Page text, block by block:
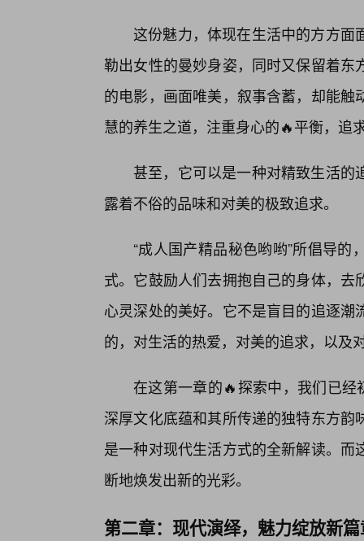
这份魅力，体现在生活中的方方
勒出女性的曼妙身姿，同时又保留着
的电影，画面唯美，叙事含蓄，却能
慧的养生之道，注重身心的🔥平衡，追
甚至，它可以是一种对精致生活
露着不俗的品味和对美的极致追求。
“成人国产精品秘色哟哟”所倡导
式。它鼓励人们去拥抱自己的身体，
心灵深处的美好。它不是盲目的追逐
的，对生活的热爱，对美的追求，以及
在这第一章的🔥探索中，我们已经
深厚文化底蕴和其所传递的独特东方
是一种对现代生活方式的全新解读。
断地焕发出新的光彩。
第二章：现代演绎，魅力绽放新